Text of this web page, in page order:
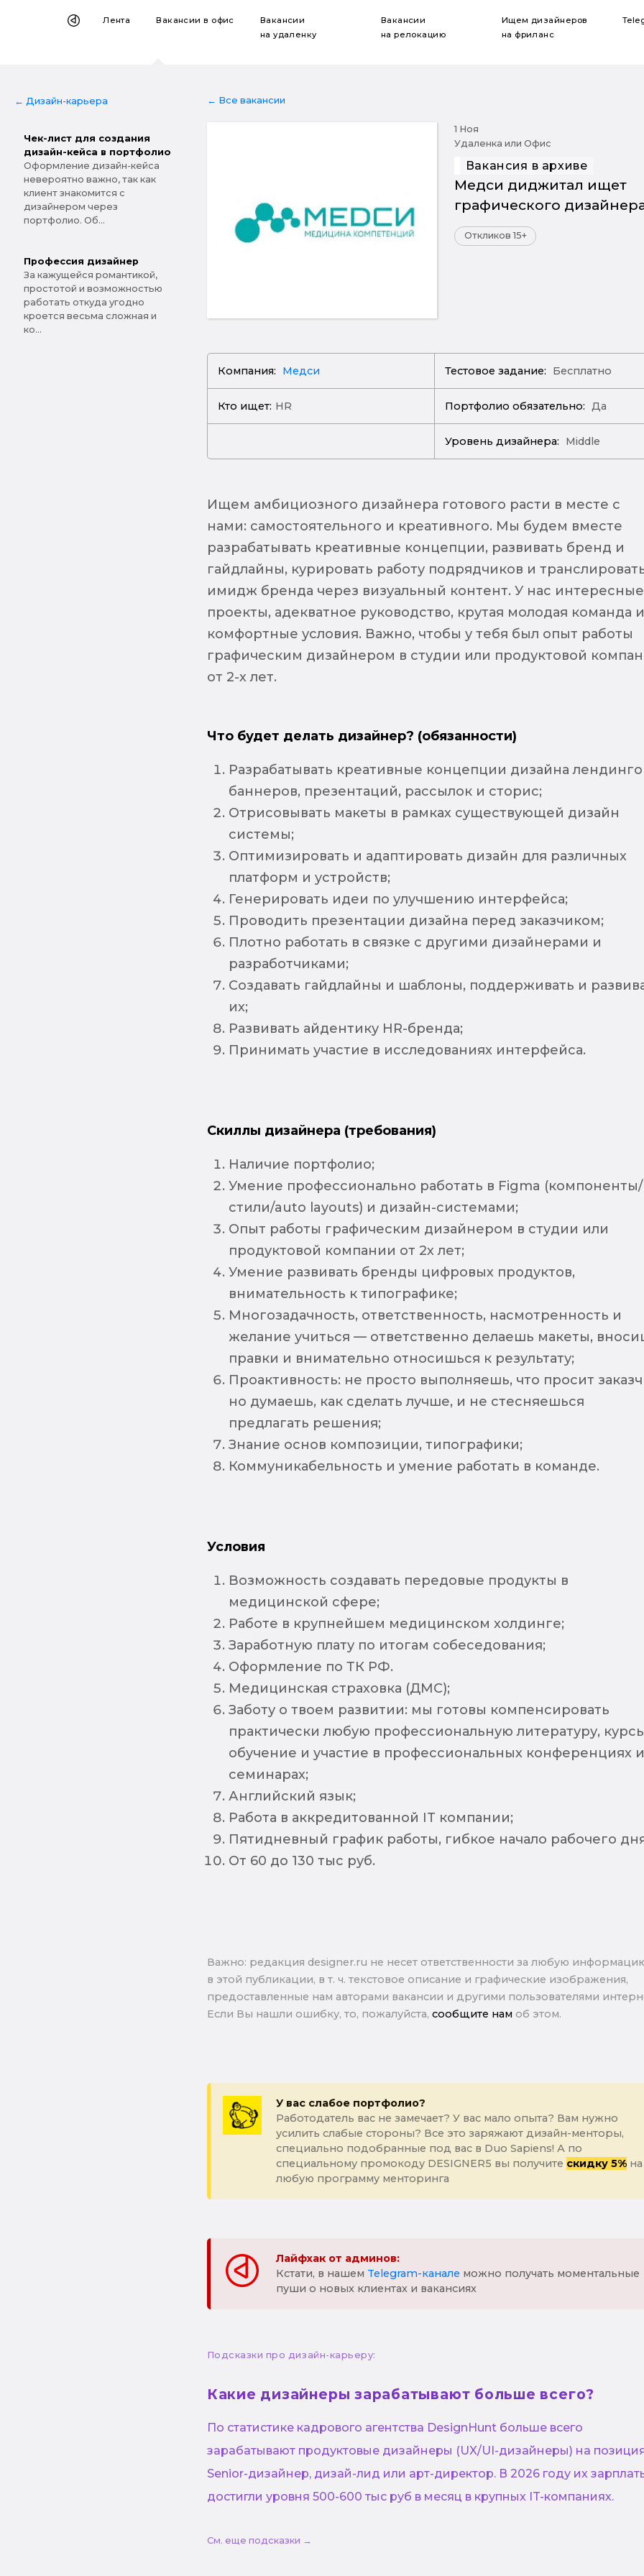
Лента Вакансиив офис
Вакансии
на удаленку
Вакансии
на релокацию
Ищем дизайнеров
на фриланс
← Дизайн-карьера
Чек-лист для создания
дизайн-кейса в портфолио
Оформление дизайн-кейса
невероятно важно, так как
клиент знакомится с
дизайнером через
портфолио. Об...
Профессия дизайнер
За кажущейся романтикой,
простотой и возможностью
работать откуда угодно
кроется весьма сложная и
ко...
← Все вакансии
1 Ноя
Удаленка или Офис
Вакансия в архиве
Медси диджитал ищет
графического
Откликов 15+
Компания: Медси Тестовое задание: Бесплатно
Кто ищет: HR Портфолио обязательно: Да
Уровень дизайнера: Middle
Ищем амбициозного дизайнера готового расти в месте с
нами: самостоятельного и креативного. Мы будем вместе
разрабатывать креативные концепции, развивать бренд и
гайдлайны, курировать работу подрядчиков и
имидж бренда через визуальный контент. У нас интересные
проекты, адекватное руководство, крутая молодая команда и
комфортные условия. Важно, чтобы у тебя был опыт работы
графическим дизайнером в студии или продуктовой
от 2-х лет.
Что будет делать дизайнер? (обязанности)
Разрабатывать креативные концепции дизайна
баннеров, презентаций, рассылок и сторис;
Отрисовывать макеты в рамках существующей дизайн
системы;
Оптимизировать и адаптировать дизайн для различных
платформ и устройств;
Генерировать идеи по улучшению интерфейса;
Проводить презентации дизайна перед заказчиком;
Плотно работать в связке с другими дизайнерами и
разработчиками;
Создавать гайдлайны и шаблоны, поддерживать и
их;
Развивать айдентику HR-бренда;
Принимать участие в исследованиях интерфейса.
Скиллы дизайнера (требования)
Наличие портфолио;
Умение профессионально работать в Figma (компоненты/
стили/auto layouts) и дизайн-системами;
Опыт работы графическим дизайнером в студии или
продуктовой компании от 2х лет;
Умение развивать бренды цифровых продуктов,
внимательность к типографике;
Многозадачность, ответственность, насмотренность и
желание учиться — ответственно делаешь макеты,
правки и внимательно относишься к результату;
Проактивность: не просто выполняешь, что просит
но думаешь, как сделать лучше, и не стесняешься
предлагать решения;
Знание основ композиции, типографики;
Коммуникабельность и умение работать в команде.
Условия
Возможность создавать передовые продукты в
медицинской сфере;
Работe в крупнейшем медицинском холдинге;
Заработную плату по итогам собеседования;
Оформление по ТК РФ.
Медицинская страховка (ДМС);
Заботу о твоем развитии: мы готовы компенсировать
практически любую профессиональную литературу,
обучение и участие в профессиональных конференциях и
семинарах;
Английский язык;
Работа в аккредитованной IT компании;
Пятидневный график работы, гибкое начало рабочего
От 60 до 130 тыс руб.
Важно: pедакция designer.ru не несет ответственности за любую
в этой публикации, в т. ч. текстовое описание и графические изображения,
предоставленные нам авторами вакансии и другими пользователями
Если Вы нашли ошибку, то, пожалуйста, сообщите нам об этом.
У вас слабое портфолио?
Работодатель вас не замечает? У вас мало опыта? Вам нужно
усилить слабые стороны? Все это заряжают дизайн-менторы,
специально подобранные под вас в Duo Sapiens! А по
специальному промокоду DESIGNER5 вы получите скидку 5%на
любую программу менторинга
Лайфхак от админов:
Кстати, в нашем Telegram-канале можно получать моментальные
пуши о новых клиентах и вакансиях
Подсказки про дизайн-карьеру:
Какие дизайнеры зарабатывают больше всего?
По статистике кадрового агентства DesignHunt больше всего
зарабатывают продуктовые дизайнеры (UX/UI-дизайнеры) на
Senior-дизайнер, дизай-лид или арт-директор. В 2026 году их
достигли уровня 500-600 тыс руб в месяц в крупных IT-компаниях.
См. еще подсказки →